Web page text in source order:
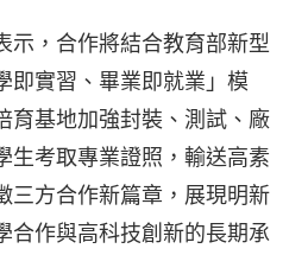
示，合作將結合教育部新型
即實習、畢業即就業」模
育基地加強封裝、測試、廠
生考取專業證照，輸送高素
三方合作新篇章，展現明新
合作與高科技創新的長期承